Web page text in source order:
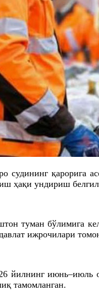
судининг қарорига
ҳақи ундириш
туман бўлимига
ижрочилари
йилнинг
тамомланган.